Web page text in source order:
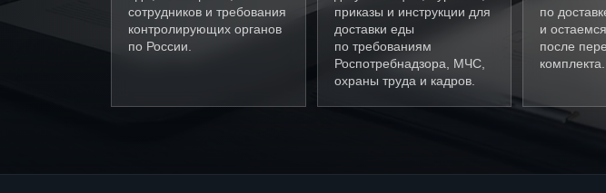
сотрудников и требования
контролирующих органов
по России.
приказы и инструкции для
доставки еды
по требованиям
Роспотребнадзора, МЧС,
охраны труда и кадров.
по
и
после
комплекта.